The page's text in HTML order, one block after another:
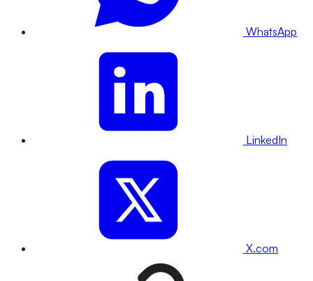
WhatsApp
LinkedIn
X.com